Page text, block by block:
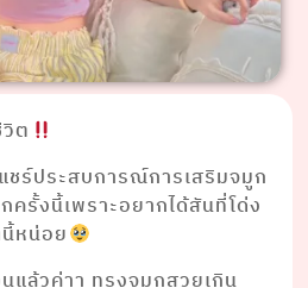
ต
ชร์ประสบการณ์การเสริมจมูก
ครั้งนี้เพราะอยากได้สันที่โด่ง
หน่อย